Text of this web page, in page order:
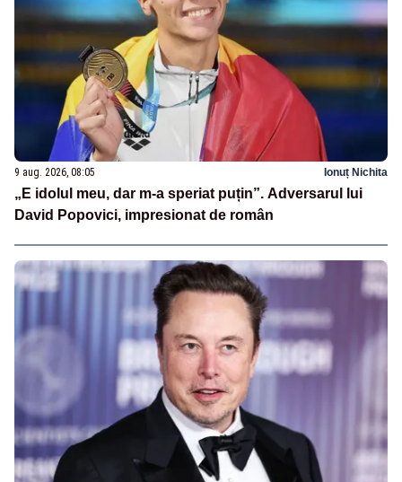
9 aug. 2026, 08:05 Ionuț Nichita
„E idolul meu, dar m-a speriat puțin”. Adversarul lui
David Popovici, impresionat de român